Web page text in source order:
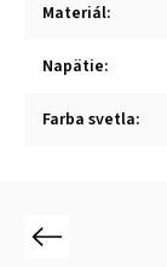
Materiál:
Napätie:
Farba svetla:
Previous